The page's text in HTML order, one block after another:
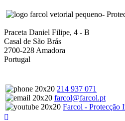
-
Praceta Daniel Filipe, 4 - B
Casal de São Brás
2700-228 Amadora
Portugal
214 937 071
farcol@farcol.pt
Farcol - Protecção